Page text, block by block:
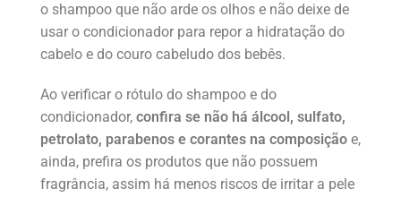
o shampoo que não arde os olhos e não deixe de
usar o condicionador para repor a hidratação do
cabelo e do couro cabeludo dos bebês.
Ao verificar o rótulo do shampoo e do
condicionador, confira se não há álcool, sulfato,
petrolato, parabenos e corantes na composição e,
ainda, prefira os produtos que não possuem
fragrância, assim há menos riscos de irritar a pele